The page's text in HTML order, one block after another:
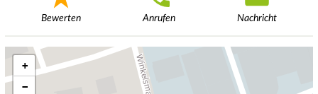
Bewerten Anrufen Nachricht
+
−